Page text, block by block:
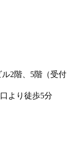
ル2階、5階（受付
より徒歩5分